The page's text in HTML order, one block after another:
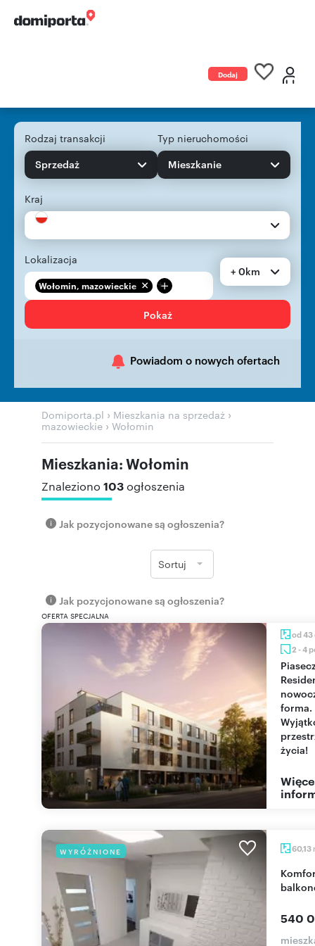
Dodaj
Rodzaj transakcji
Sprzedaż
Typ nieruchomości
Mieszkanie
Kraj
Lokalizacja
Wołomin, mazowieckie +
+ 0km
Pokaż
Powiadom o nowych ofertach
Domiporta.pl › Mieszkania na sprzedaż ›
mazowieckie › Wołomin
Mieszkania: Wołomin
Znaleziono 103ogłoszenia
Jak pozycjonowane są ogłoszenia?
Sortuj
Jak pozycjonowane są ogłoszenia?
OFERTA SPECJALNA
od 43
2 - 4
Piaseczno
forma.
życia!
WYRÓŻNIONE 60,13
Komfortowe 3-pokojowe mieszkanie z dużym
540